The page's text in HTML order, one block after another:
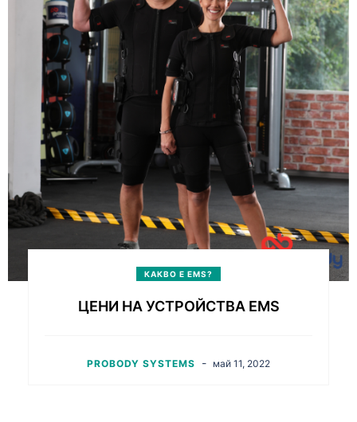
КАКВО Е EMS?
ЦЕНИ НА УСТРОЙСТВА EMS
PROBODY SYSTEMS - май 11, 2022